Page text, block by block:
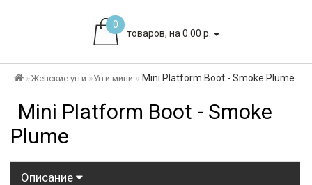
0
товаров, на 0.00 р.
Женские угги Угги мини Mini Platform Boot - Smoke Plume
Mini Platform Boot - Smoke
Plume
Описание